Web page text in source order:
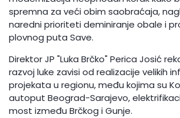
spremna za veći obim saobraćaja,
naredni prioriteti deminiranje obale i
plovnog puta Save.
Direktor JP "Luka Brčko" Perica Josić
razvoj luke zavisi od realizacije velikih
projekata u regionu, među kojima su
autoput Beograd-Sarajevo,
most između Brčkog i Gunje.